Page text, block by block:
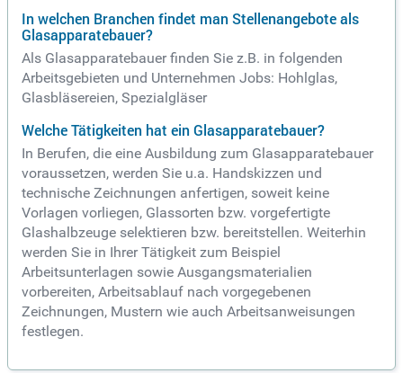
In welchen Branchen findet man Stellenangebote als
Glasapparatebauer?
Als Glasapparatebauer finden Sie z.B. in folgenden
Arbeitsgebieten und Unternehmen Jobs: Hohlglas,
Glasbläsereien, Spezialgläser
Welche Tätigkeiten hat ein Glasapparatebauer?
In Berufen, die eine Ausbildung zum Glasapparatebauer
voraussetzen, werden Sie u.a. Handskizzen und
technische Zeichnungen anfertigen, soweit keine
Vorlagen vorliegen, Glassorten bzw. vorgefertigte
Glashalbzeuge selektieren bzw. bereitstellen. Weiterhin
werden Sie in Ihrer Tätigkeit zum Beispiel
Arbeitsunterlagen sowie Ausgangsmaterialien
vorbereiten, Arbeitsablauf nach vorgegebenen
Zeichnungen, Mustern wie auch Arbeitsanweisungen
festlegen.